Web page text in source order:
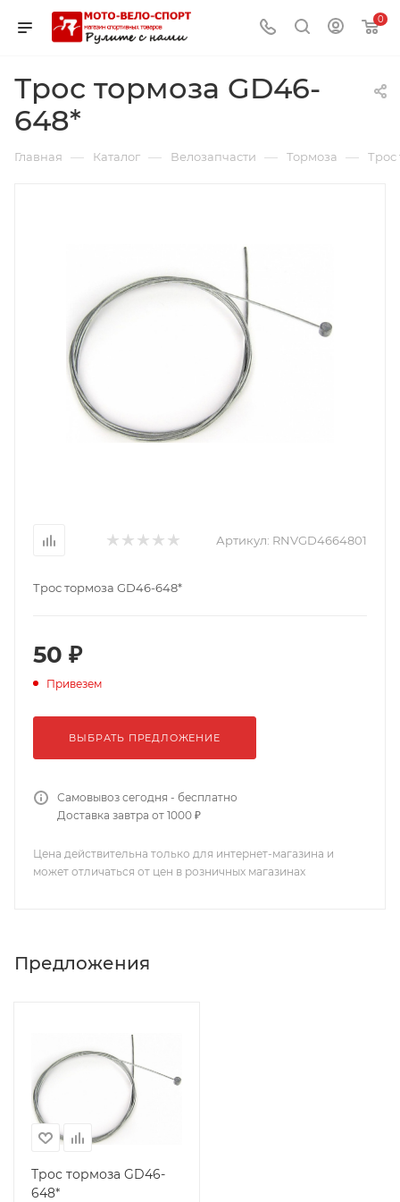
0
Трос тормоза GD46-
648*
Главная — Каталог — Велозапчасти — Тормоза — Трос
Артикул: RNVGD4664801
Трос тормоза GD46-648*
50 ₽
Привезем
ВЫБРАТЬ ПРЕДЛОЖЕНИЕ
Самовывоз сегодня - бесплатно
Доставка завтра от 1000 ₽
Цена действительна только для интернет-магазина и
может отличаться от цен в розничных магазинах
Предложения
Трос тормоза GD46-
648*